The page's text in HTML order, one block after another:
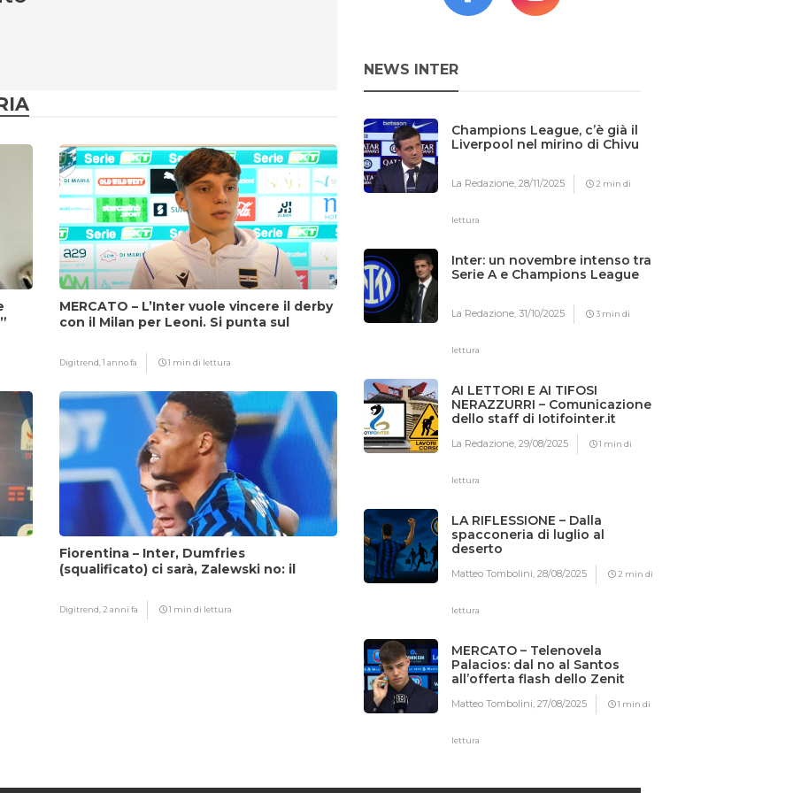
MERCATO – L’Inter vuole vincere il derby
con il Milan per Leoni. Si punta sul
Digitrend,1 anno fa 1 min di lettura
Fiorentina – Inter, Dumfries
(squalificato) ci sarà, Zalewski no: il
Digitrend,2 anni fa 1 min di lettura
NEWS INTER
Champions League, c’è già il
Liverpool nel mirino di Chivu
La Redazione,28/11/2025 2 min di
lettura
Inter: un novembre intenso tra
Serie A e Champions League
La Redazione,31/10/2025 3 min di
lettura
AI LETTORI E AI TIFOSI
NERAZZURRI – Comunicazione
dello staff di Iotifointer.it
La Redazione,29/08/2025 1 min di
lettura
LA RIFLESSIONE – Dalla
spacconeria di luglio al
deserto
Matteo Tombolini,28/08/2025 2 min di
lettura
MERCATO – Telenovela
Palacios: dal no al Santos
all’offerta flash dello Zenit
Matteo Tombolini,27/08/2025 1 min di
lettura